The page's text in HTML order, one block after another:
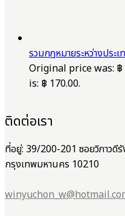
รวมกฎหมายระหว่างปร
Original price was: ฿
is: ฿ 170.00.
ติดต่อเรา
ที่อยู่: 39/200-201 ซอยวิภาวดี
กรุงเทพมหานคร 10210